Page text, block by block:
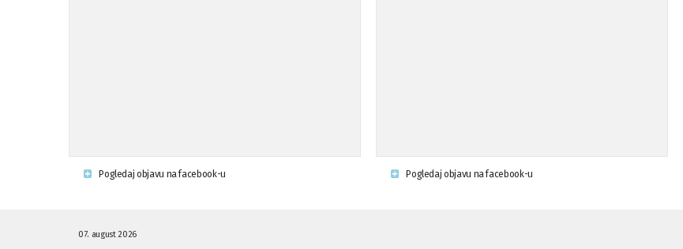
Pogledaj objavu na facebook-u Pogledaj objavu na facebook-u
07. august 2026